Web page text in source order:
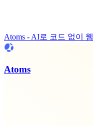
Atoms - AI로 코드 없이
Atoms